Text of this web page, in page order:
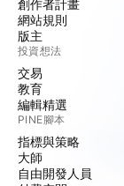
創作者計畫
網站規則
版主
投資想法
交易
教育
編輯精選
PINE腳本
指標與策略
大師
自由開發人員